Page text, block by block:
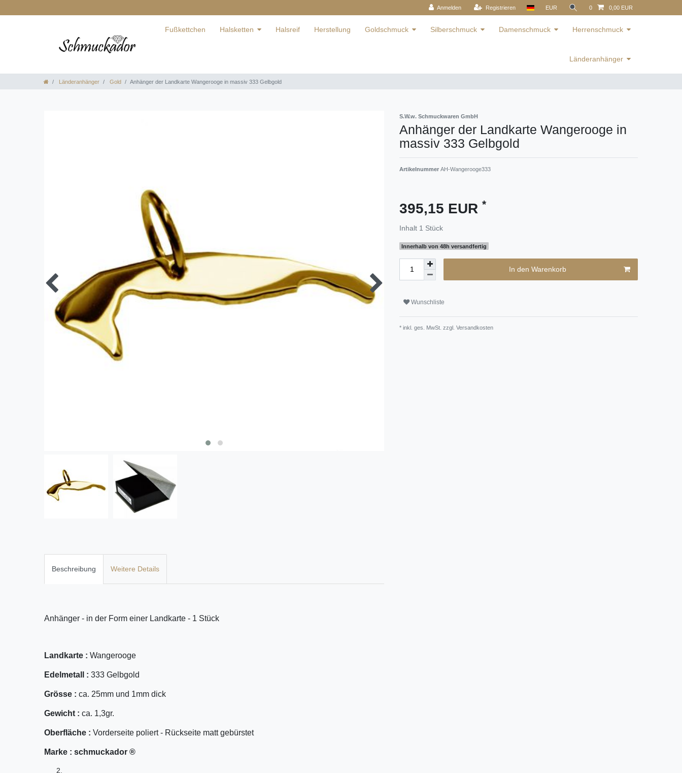
Anmelden Registrieren EUR 0 0,00 EUR
Fußkettchen Halsketten Halsreif Herstellung Goldschmuck Silberschmuck Damenschmuck Herrenschmuck
Länderanhänger
Länderanhänger Gold Anhänger der Landkarte Wangerooge in massiv 333 Gelbgold
S.W.w. Schmuckwaren GmbH
Anhänger der Landkarte Wangerooge in
massiv 333 Gelbgold
Artikelnummer AH-Wangerooge333
395,15 EUR *
Inhalt 1 Stück
Innerhalb von 48h versandfertig
In den Warenkorb
Wunschliste
* inkl. ges. MwSt. zzgl. Versandkosten
Beschreibung Weitere Details
Anhänger - in der Form einer Landkarte - 1 Stück
Landkarte : Wangerooge
Edelmetall : 333 Gelbgold
Grösse : ca. 25mm und 1mm dick
Gewicht : ca. 1,3gr.
Oberfläche : Vorderseite poliert - Rückseite matt gebürstet
Marke : schmuckador ®